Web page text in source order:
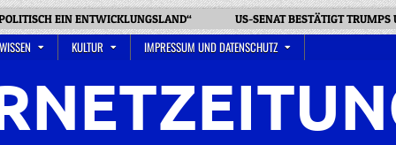
EIN ENTWICKLUNGSLAND“ US-SENAT BESTÄTIGT
KULTUR IMPRESSUM UND DATENSCHUTZ